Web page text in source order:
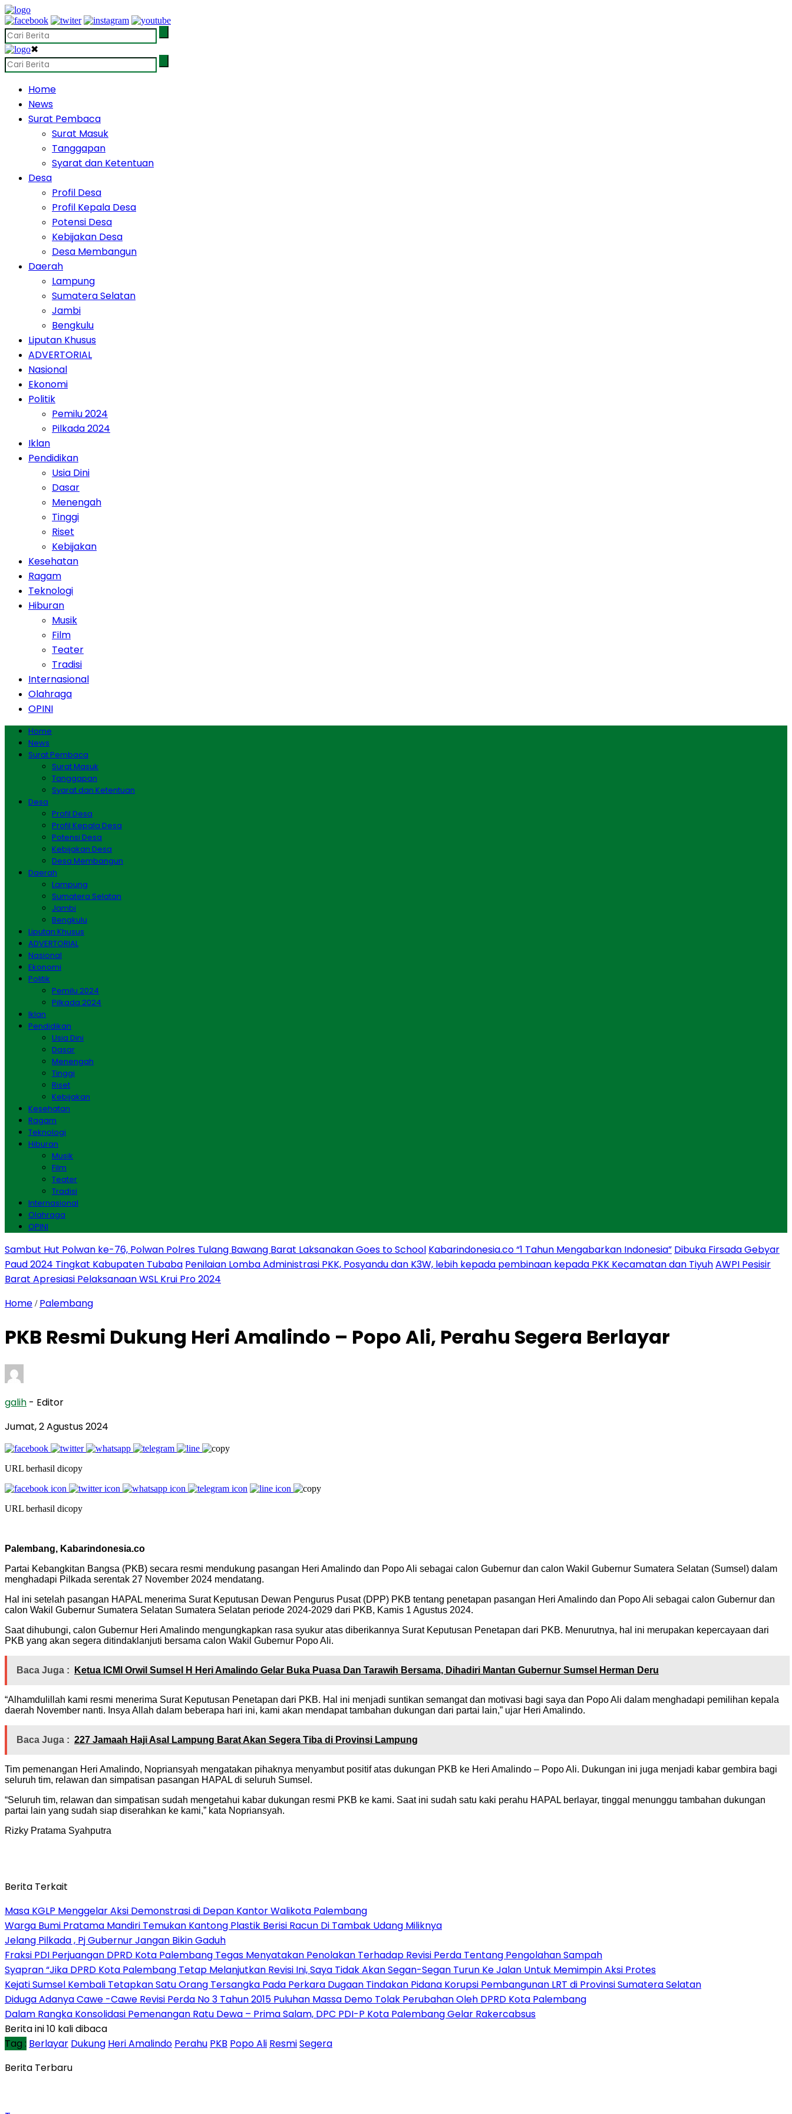
✖
Home
News
Surat Pembaca
Surat Masuk
Tanggapan
Syarat dan Ketentuan
Desa
Profil Desa
Profil Kepala Desa
Potensi Desa
Kebijakan Desa
Desa Membangun
Daerah
Lampung
Sumatera Selatan
Jambi
Bengkulu
Liputan Khusus
ADVERTORIAL
Nasional
Ekonomi
Politik
Pemilu 2024
Pilkada 2024
Iklan
Pendidikan
Usia Dini
Dasar
Menengah
Tinggi
Riset
Kebijakan
Kesehatan
Ragam
Teknologi
Hiburan
Musik
Film
Teater
Tradisi
Internasional
Olahraga
OPINI
Home
News
Surat Pembaca
Surat Masuk
Tanggapan
Syarat dan Ketentuan
Desa
Profil Desa
Profil Kepala Desa
Potensi Desa
Kebijakan Desa
Desa Membangun
Daerah
Lampung
Sumatera Selatan
Jambi
Bengkulu
Liputan Khusus
ADVERTORIAL
Nasional
Ekonomi
Politik
Pemilu 2024
Pilkada 2024
Iklan
Pendidikan
Usia Dini
Dasar
Menengah
Tinggi
Riset
Kebijakan
Kesehatan
Ragam
Teknologi
Hiburan
Musik
Film
Teater
Tradisi
Internasional
Olahraga
OPINI
Sambut Hut Polwan ke-76, Polwan Polres Tulang Bawang Barat Laksanakan Goes to School Kabarindonesia.co “1 Tahun Mengabarkan Indonesia” Dibuka Firsada Gebyar
Paud 2024 Tingkat Kabupaten Tubaba Penilaian Lomba Administrasi PKK, Posyandu dan K3W, lebih kepada pembinaan kepada PKK Kecamatan dan TiyuhAWPI Pesisir
Barat Apresiasi Pelaksanaan WSL Krui Pro 2024
Home / Palembang
PKB Resmi Dukung Heri Amalindo – Popo Ali, Perahu Segera Berlayar
galih - Editor
Jumat, 2 Agustus 2024
URL berhasil dicopy
URL berhasil dicopy
Palembang, Kabarindonesia.co
Partai Kebangkitan Bangsa (PKB) secara resmi mendukung pasangan Heri Amalindo dan Popo Ali sebagai calon Gubernur dan calon Wakil Gubernur Sumatera Selatan (Sumsel) dalam
menghadapi Pilkada serentak 27 November 2024 mendatang.
Hal ini setelah pasangan HAPAL menerima Surat Keputusan Dewan Pengurus Pusat (DPP) PKB tentang penetapan pasangan Heri Amalindo dan Popo Ali sebagai calon Gubernur dan
calon Wakil Gubernur Sumatera Selatan Sumatera Selatan periode 2024-2029 dari PKB, Kamis 1 Agustus 2024.
Saat dihubungi, calon Gubernur Heri Amalindo mengungkapkan rasa syukur atas diberikannya Surat Keputusan Penetapan dari PKB. Menurutnya, hal ini merupakan kepercayaan dari
PKB yang akan segera ditindaklanjuti bersama calon Wakil Gubernur Popo Ali.
Baca Juga : Ketua ICMI Orwil Sumsel H Heri Amalindo Gelar Buka Puasa Dan Tarawih Bersama, Dihadiri Mantan Gubernur Sumsel Herman Deru
“Alhamdulillah kami resmi menerima Surat Keputusan Penetapan dari PKB. Hal ini menjadi suntikan semangat dan motivasi bagi saya dan Popo Ali dalam menghadapi pemilihan kepala
daerah November nanti. Insya Allah dalam beberapa hari ini, kami akan mendapat tambahan dukungan dari partai lain,” ujar Heri Amalindo.
Baca Juga : 227 Jamaah Haji Asal Lampung Barat Akan Segera Tiba di Provinsi Lampung
Tim pemenangan Heri Amalindo, Nopriansyah mengatakan pihaknya menyambut positif atas dukungan PKB ke Heri Amalindo – Popo Ali. Dukungan ini juga menjadi kabar gembira bagi
seluruh tim, relawan dan simpatisan pasangan HAPAL di seluruh Sumsel.
“Seluruh tim, relawan dan simpatisan sudah mengetahui kabar dukungan resmi PKB ke kami. Saat ini sudah satu kaki perahu HAPAL berlayar, tinggal menunggu tambahan dukungan
partai lain yang sudah siap diserahkan ke kami,” kata Nopriansyah.
Rizky Pratama Syahputra
Berita Terkait
Masa KGLP Menggelar Aksi Demonstrasi di Depan Kantor Walikota Palembang
Warga Bumi Pratama Mandiri Temukan Kantong Plastik Berisi Racun Di Tambak Udang Miliknya
Jelang Pilkada , Pj Gubernur Jangan Bikin Gaduh
Fraksi PDI Perjuangan DPRD Kota Palembang Tegas Menyatakan Penolakan Terhadap Revisi Perda Tentang Pengolahan Sampah
Syapran “Jika DPRD Kota Palembang Tetap Melanjutkan Revisi Ini, Saya Tidak Akan Segan-Segan Turun Ke Jalan Untuk Memimpin Aksi Protes
Kejati Sumsel Kembali Tetapkan Satu Orang Tersangka Pada Perkara Dugaan Tindakan Pidana Korupsi Pembangunan LRT di Provinsi Sumatera Selatan
Diduga Adanya Cawe -Cawe Revisi Perda No 3 Tahun 2015 Puluhan Massa Demo Tolak Perubahan Oleh DPRD Kota Palembang
Dalam Rangka Konsolidasi Pemenangan Ratu Dewa – Prima Salam, DPC PDI-P Kota Palembang Gelar Rakercabsus
Berita ini 10 kali dibaca
Tag : Berlayar Dukung Heri Amalindo Perahu PKB Popo Ali ResmiSegera
Berita Terbaru